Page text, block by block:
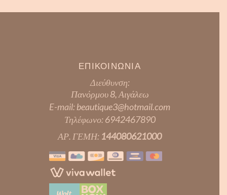
ΕΠΙΚΟΙΝΩΝΙΑ
Διεύθυνση:
Πανόρμου 8, Αιγάλεω
E-mail:beautique3@hotmail.com
Τηλέφωνο:6942467890
ΑΡ. ΓΕΜΗ: 144080621000